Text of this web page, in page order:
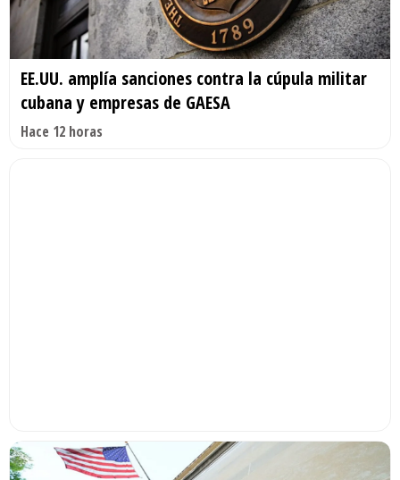
EE.UU. amplía sanciones contra la cúpula militar
cubana y empresas de GAESA
Hace 12 horas